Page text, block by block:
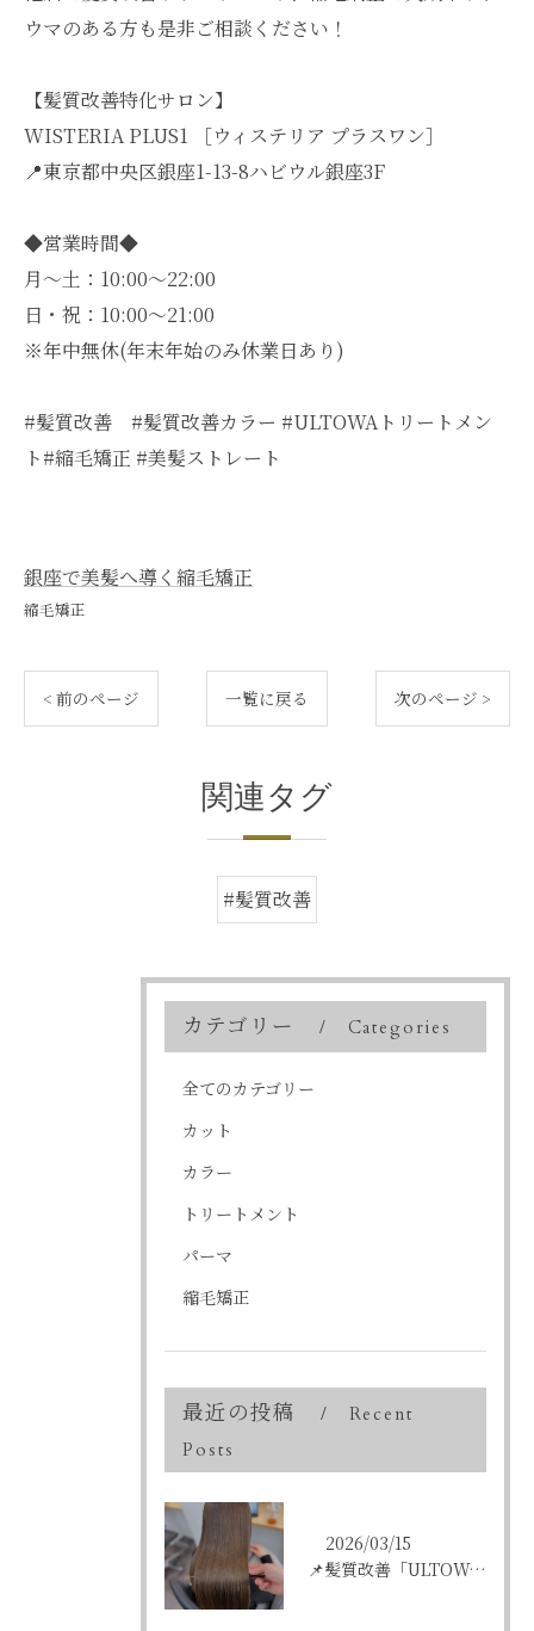
ウマのある方も是非ご相談ください！
【髪質改善特化サロン】
WISTERIA PLUS1 ［ウィステリア プラスワン］
📍東京都中央区銀座1-13-8ハビウル銀座3F
◆営業時間◆
月～土：10:00～22:00
日・祝：10:00～21:00
※年中無休(年末年始のみ休業日あり)
#髪質改善 #髪質改善カラー #ULTOWAトリートメン
ト#縮毛矯正 #美髪ストレート
銀座で美髪へ導く縮毛矯正
縮毛矯正
< 前のページ 一覧に戻る 次のページ >
関連タグ
#髪質改善
カテゴリー Categories
全てのカテゴリー
カット
カラー
トリートメント
パーマ
縮毛矯正
最近の投稿
Recent
Posts
2026/03/15
📌髪質改善「ULTOWAトリートメント」はこんな方にオススメ...